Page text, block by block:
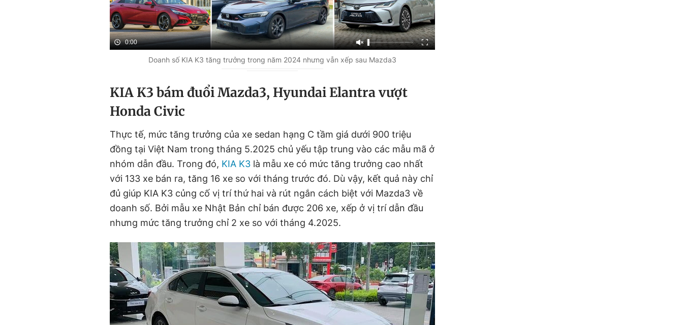
0:00
Doanh số KIA K3 tăng trưởng trong năm 2024 nhưng vẫn xếp sau Mazda3
KIA K3 bám đuổi Mazda3, Hyundai Elantra vượt
Honda Civic
Thực tế, mức tăng trưởng của xe sedan hạng C tầm giá dưới 900 triệu
đồng tại Việt Nam trong tháng 5.2025 chủ yếu tập trung vào các mẫu mã ở
nhóm dẫn đầu. Trong đó, KIA K3 là mẫu xe có mức tăng trưởng cao nhất
với 133 xe bán ra, tăng 16 xe so với tháng trước đó. Dù vậy, kết quả này chỉ
đủ giúp KIA K3 củng cố vị trí thứ hai và rút ngắn cách biệt với Mazda3 về
doanh số. Bởi mẫu xe Nhật Bản chỉ bán được 206 xe, xếp ở vị trí dẫn đầu
nhưng mức tăng trưởng chỉ 2 xe so với tháng 4.2025.